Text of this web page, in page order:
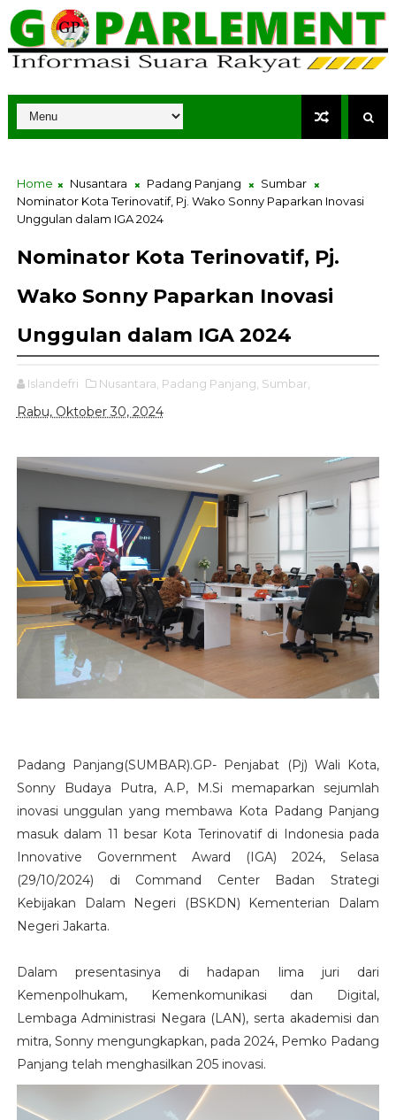
Home Nusantara Padang Panjang
Sumbar
Nominator Kota Terinovatif, Pj. Wako Sonny Paparkan Inovasi
Unggulan dalam IGA 2024
Nominator Kota Terinovatif, Pj.
Wako Sonny Paparkan Inovasi
Unggulan dalam IGA 2024
Islandefri Nusantara, Padang Panjang, Sumbar,
Rabu, Oktober 30, 2024
Padang Panjang(SUMBAR).GP- Penjabat (Pj) Wali Kota,
Sonny Budaya Putra, A.P, M.Si memaparkan sejumlah
inovasi unggulan yang membawa Kota Padang Panjang
masuk dalam 11 besar Kota Terinovatif di Indonesia pada
Innovative Government Award (IGA) 2024, Selasa
(29/10/2024) di Command Center Badan Strategi
Kebijakan Dalam Negeri (BSKDN) Kementerian Dalam
Negeri Jakarta.
Dalam presentasinya di hadapan lima juri dari
Kemenpolhukam, Kemenkomunikasi dan Digital,
Lembaga Administrasi Negara (LAN), serta akademisi dan
mitra, Sonny mengungkapkan, pada 2024, Pemko Padang
Panjang telah menghasilkan 205 inovasi.